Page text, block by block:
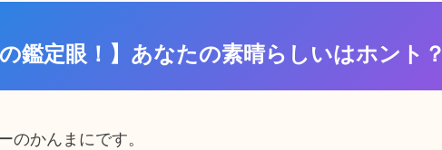
鑑定眼！】あなたの素晴らしいはホント？
のかんまにです。